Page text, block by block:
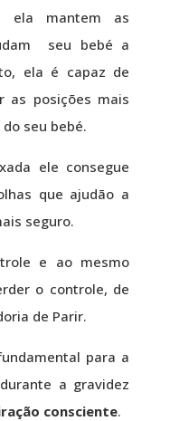
ela mantem as
seu bebé a
ela é capaz de
as posições mais
seu bebé.
ele consegue
que ajudão a
seguro.
e ao mesmo
o controle, de
de Parir.
para a
a gravidez
consciente.